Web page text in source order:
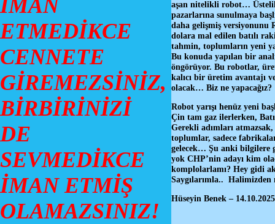
İMAN
ETMEDİKCE
CENNETE
GİREMEZSİNİZ,
BİRBİRİNİZİ
DE
SEVMEDİKCE
İMAN ETMİŞ
OLAMAZSINIZ!
aşan nitelikli robot…
pazarlarına sunulmaya
daha gelişmiş versiyonunu
dolara mal edilen batılı
tahmin, toplumların yeni
Bu konuda yapılan bir
öngörüyor. Bu robotlar,
kalıcı bir üretim avantajı
olacak… Biz ne
Robot yarışı henüz yeni
Çin tam gaz ilerlerken,
Gerekli adımları
toplumlar, sadece
gelecek… Şu anki bilgilere
yok CHP’nin adayı kim
komplolarlamı? Hey gidi
Saygılarımla..
Hüseyin Benek –